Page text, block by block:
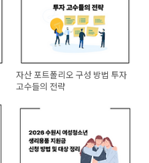
자산 포트폴리오 구성 방법 투자
고수들의 전략